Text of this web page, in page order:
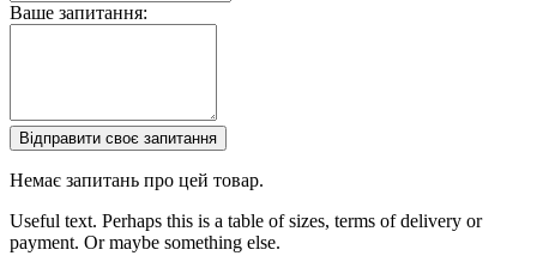
Ваше запитання:
Відправити своє запитання
Немає запитань про цей товар.
Useful text. Perhaps this is a table of sizes, terms of delivery or
payment. Or maybe something else.